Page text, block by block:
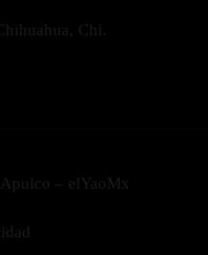
Chi.
– elYaoMx